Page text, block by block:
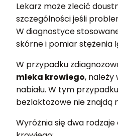
Lekarz może zlecić
szczególności jeśli
W diagnostyce
skórne i pomiar stężenia
W przypadku
mleka krowiego, należy
nabiału. W tym
bezlaktozowe nie znajdą
Wyróżnia się dwa